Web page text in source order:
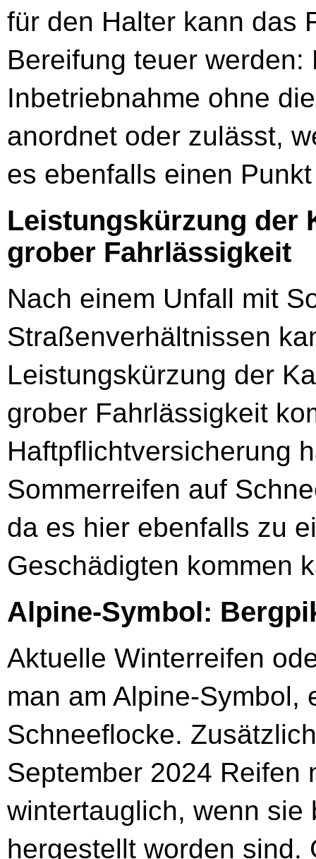
für den Halter kann das
Bereifung teuer werden:
Inbetriebnahme ohne
anordnet oder zulässt,
es ebenfalls einen
Leistungskürzung der
grober Fahrlässigkeit
Nach einem Unfall mit
Straßenverhältnissen
Leistungskürzung der
grober Fahrlässigkeit
Haftpflichtversicherung
Sommerreifen auf
da es hier ebenfalls zu
Geschädigten kommen
Alpine-Symbol:
Aktuelle Winterreifen
man am Alpine-Symbol,
Schneeflocke.
September 2024 Reifen
wintertauglich, wenn sie
hergestellt worden sind.